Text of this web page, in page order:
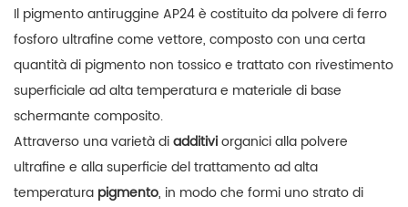
Il pigmento antiruggine AP24 è costituito da polvere di ferro
fosforo ultrafine come vettore, composto con una certa
quantità di pigmento non tossico e trattato con rivestimento
superficiale ad alta temperatura e materiale di base
schermante composito.
Attraverso una varietà diadditiviorganici alla polvere
ultrafine e alla superficie del trattamento ad alta
temperatura pigmento, in modo che formi uno strato di